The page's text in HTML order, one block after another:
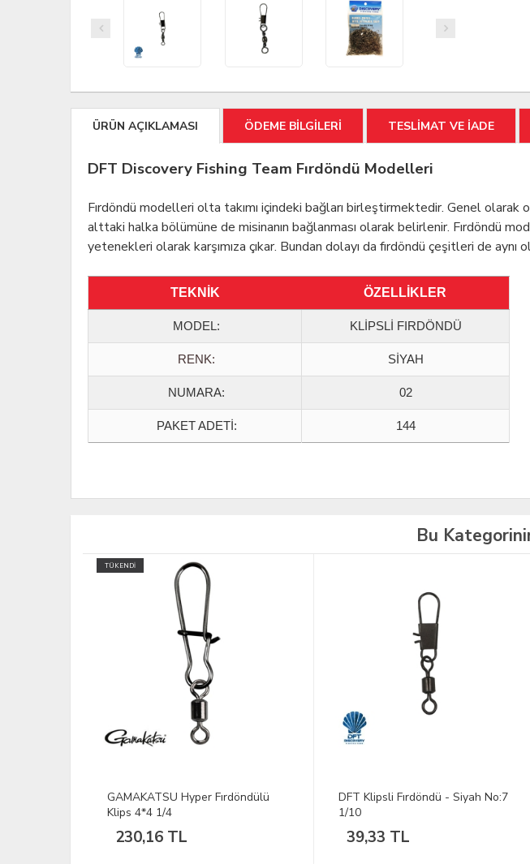
ÜRÜN AÇIKLAMASI ÖDEME BİLGİLERİ TESLİMAT VE İADE
DFT Discovery Fishing Team Fırdöndü Modelleri
Fırdöndü modelleri olta takımı içindeki bağları birleştirmektedir. Genel
alttaki halka bölümüne de misinanın bağlanması olarak belirlenir. Fırdöndü
yetenekleri olarak karşımıza çıkar. Bundan dolayı da fırdöndü çeşitleri de
TEKNİK ÖZELLİKLER
MODEL: KLİPSLİ FIRDÖNDÜ
RENK: SİYAH
NUMARA: 02
PAKET ADETİ: 144
Bu
DFT Klipsli Fırdöndü - Siyah No:7
1/10
39,33 TL
DFT Klipsli Fırdöndü - Siyah No:07
1/10
37,76 TL